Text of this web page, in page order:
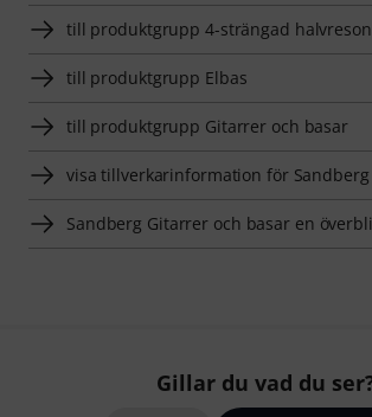
till produktgrupp 4-strängad
till produktgrupp Elbas
till produktgrupp Gitarrer och basar
visa tillverkarinformation för Sandberg
Sandberg Gitarrer och basar en
Gillar du vad du